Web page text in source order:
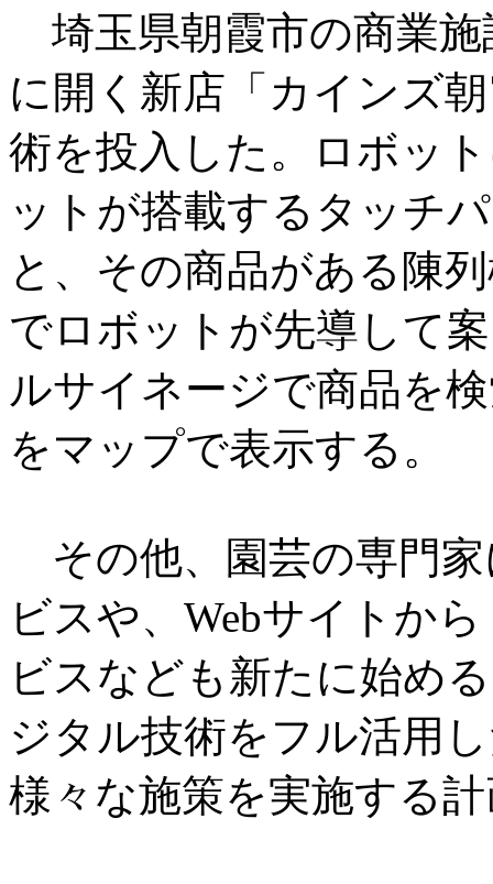
埼玉県朝霞市の商業
に開く新店「カインズ
術を投入した。ロボッ
ットが搭載するタッチ
と、その商品がある陳
でロボットが先導して
ルサイネージで商品を
をマップで表示する。
その他、園芸の専門
ビスや、Webサイトか
ビスなども新たに始め
ジタル技術をフル活用
様々な施策を実施する